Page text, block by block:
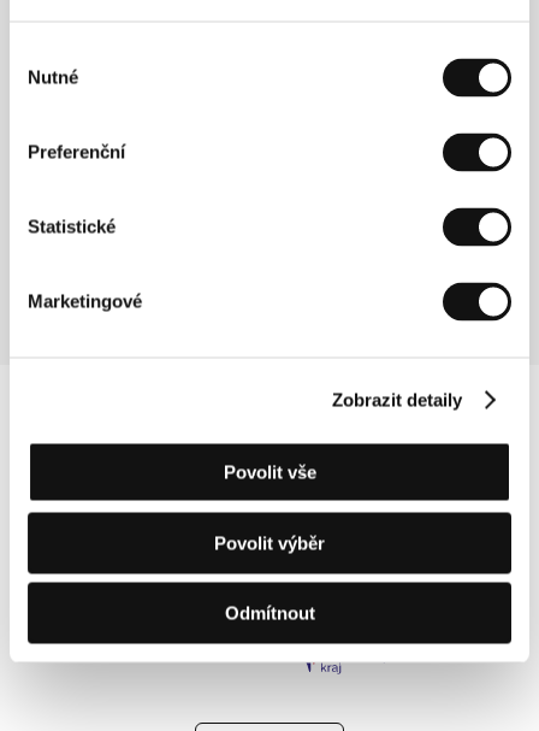
souhlasu
Nutné
Preferenční
Statistické
Marketingové
Zobrazit detaily
Povolit vše
Povolit výběr
Odmítnout
Corso Salani (1961, Florencie) žije a pracuje od roku
rumunské revoluci Eugen si Ramona (Eugen a
jih,1998). Hrané filmy: Gli ultimi giorni (Poslední dny,
1991), Gli occhi stanchi (Unavené oči, 1995) a